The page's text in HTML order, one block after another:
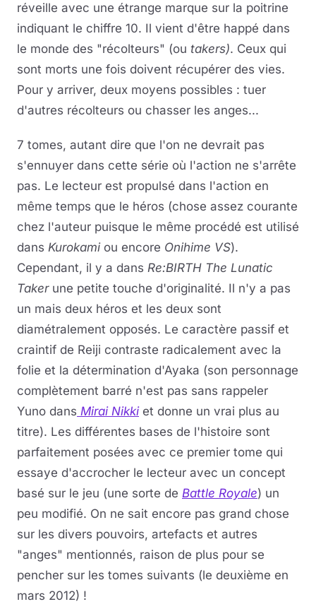
réveille avec une étrange marque sur la poitrine
indiquant le chiffre 10. Il vient d'être happé dans
le monde des "récolteurs" (ou takers). Ceux qui
sont morts une fois doivent récupérer des vies.
Pour y arriver, deux moyens possibles : tuer
d'autres récolteurs ou chasser les anges...
7 tomes, autant dire que l'on ne devrait pas
s'ennuyer dans cette série où l'action ne s'arrête
pas. Le lecteur est propulsé dans l'action en
même temps que le héros (chose assez courante
chez l'auteur puisque le même procédé est utilisé
dans Kurokami ou encore Onihime VS).
Cependant, il y a dans Re:BIRTH The Lunatic
Takerune petite touche d'originalité. Il n'y a pas
un mais deux héros et les deux sont
diamétralement opposés. Le caractère passif et
craintif de Reiji contraste radicalement avec la
folie et la détermination d'Ayaka (son personnage
complètement barré n'est pas sans rappeler
Yuno dans Mirai Nikkiet donne un vrai plus au
titre). Les différentes bases de l'histoire sont
parfaitement posées avec ce premier tome qui
essaye d'accrocher le lecteur avec un concept
basé sur le jeu (une sorte de Battle Royale) un
peu modifié. On ne sait encore pas grand chose
sur les divers pouvoirs, artefacts et autres
"anges" mentionnés, raison de plus pour se
pencher sur les tomes suivants (le deuxième en
mars 2012) !